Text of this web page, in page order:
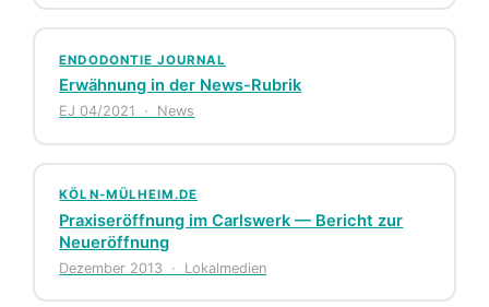
ENDODONTIE JOURNAL
Erwähnung in der News-Rubrik
EJ 04/2021 · News
KÖLN-MÜLHEIM.DE
Praxiseröffnung im Carlswerk — Bericht zur
Neueröffnung
Dezember 2013 · Lokalmedien